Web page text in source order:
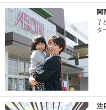
関
子
タ
注